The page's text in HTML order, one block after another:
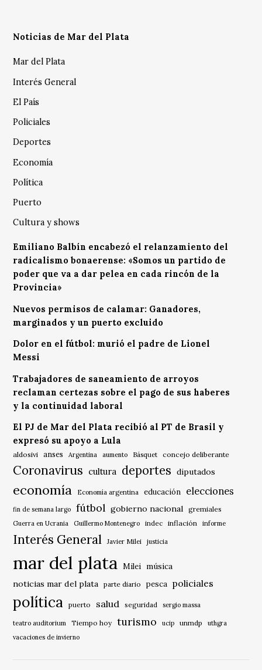
Noticias de Mar del Plata
Mar del Plata
Interés General
El País
Policiales
Deportes
Economía
Política
Puerto
Cultura y shows
Emiliano Balbín encabezó el relanzamiento del
radicalismo bonaerense: «Somos un partido de
poder que va a dar pelea en cada rincón de la
Provincia»
Nuevos permisos de calamar: Ganadores,
marginados y un puerto excluido
Dolor en el fútbol: murió el padre de Lionel
Messi
Trabajadores de saneamiento de arroyos
reclaman certezas sobre el pago de sus haberes
y la continuidad laboral
El PJ de Mar del Plata recibió al PT de Brasil y
expresó su apoyo a Lula
aldosivi anses Argentina aumento Básquet concejo deliberante
Coronavirus cultura deportes diputados
economía Economía argentina educación elecciones
fin de semana largo fútbol gobierno nacional gremiales
Guerra en Ucrania Guillermo Montenegro indec inflación informe
Interés General Javier Milei justicia
mar del plata Milei música
noticias mar del plata
parte diario pesca policiales
política puerto salud seguridad sergio massa
teatro auditorium Tiempo hoy turismo ucip unmdp
uthgra
vacaciones de invierno